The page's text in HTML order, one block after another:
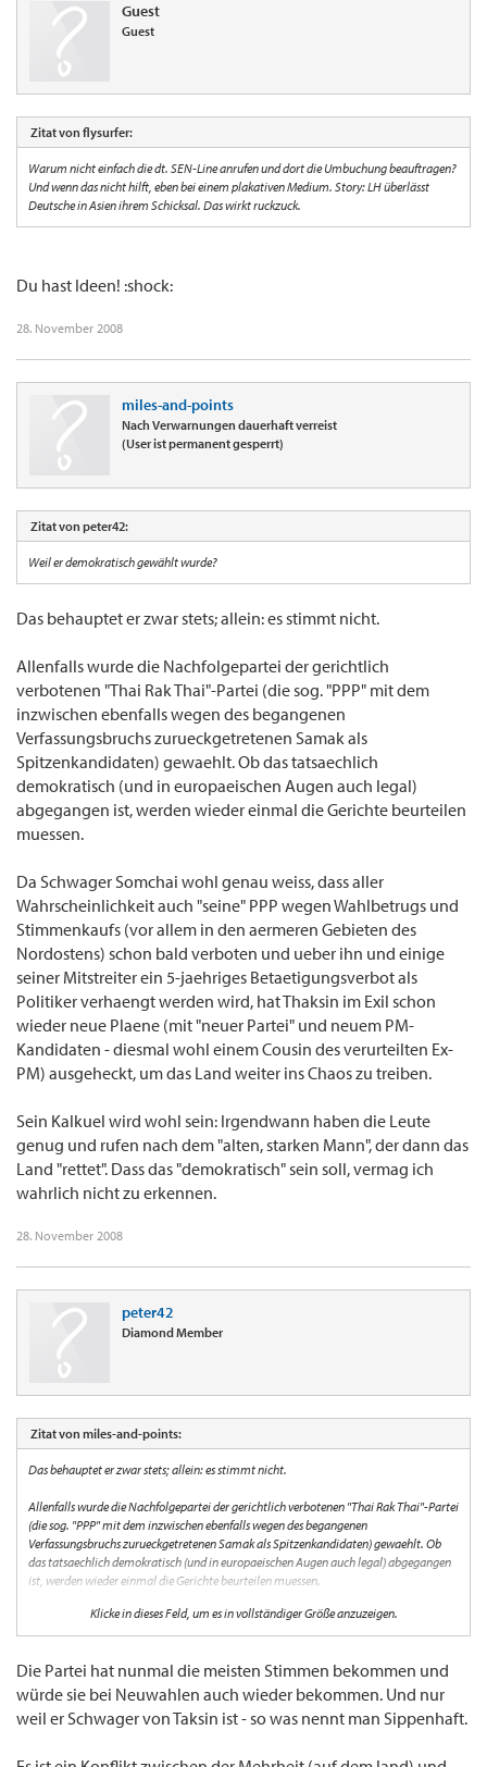
Guest
Guest
Zitat von flysurfer:
Warum nicht einfach die dt. SEN-Line anrufen und dort die Umbuchung beauftragen?
Und wenn das nicht hilft, eben bei einem plakativen Medium. Story: LH überlässt
Deutsche in Asien ihrem Schicksal. Das wirkt ruckzuck.
Du hast Ideen! :shock:
28. November 2008
miles-and-points
Nach Verwarnungen dauerhaft verreist
(User ist permanent gesperrt)
Zitat von peter42:
Weil er demokratisch gewählt wurde?
Das behauptet er zwar stets; allein: es stimmt nicht.
Allenfalls wurde die Nachfolgepartei der gerichtlich
verbotenen "Thai Rak Thai"-Partei (die sog. "PPP" mit dem
inzwischen ebenfalls wegen des begangenen
Verfassungsbruchs zurueckgetretenen Samak als
Spitzenkandidaten) gewaehlt. Ob das tatsaechlich
demokratisch (und in europaeischen Augen auch legal)
abgegangen ist, werden wieder einmal die Gerichte beurteilen
muessen.
Da Schwager Somchai wohl genau weiss, dass aller
Wahrscheinlichkeit auch "seine" PPP wegen Wahlbetrugs und
Stimmenkaufs (vor allem in den aermeren Gebieten des
Nordostens) schon bald verboten und ueber ihn und einige
seiner Mitstreiter ein 5-jaehriges Betaetigungsverbot als
Politiker verhaengt werden wird, hat Thaksin im Exil schon
wieder neue Plaene (mit "neuer Partei" und neuem PM-
Kandidaten - diesmal wohl einem Cousin des verurteilten Ex-
PM) ausgeheckt, um das Land weiter ins Chaos zu treiben.
Sein Kalkuel wird wohl sein: Irgendwann haben die Leute
genug und rufen nach dem "alten, starken Mann", der dann das
Land "rettet". Dass das "demokratisch" sein soll, vermag ich
wahrlich nicht zu erkennen.
28. November 2008
peter42
Diamond Member
Zitat von miles-and-points:
Das behauptet er zwar stets; allein: es stimmt nicht.
Allenfalls wurde die Nachfolgepartei der gerichtlich verbotenen "Thai Rak Thai"-Partei
(die sog. "PPP" mit dem inzwischen ebenfalls wegen des begangenen
Verfassungsbruchs zurueckgetretenen Samak als Spitzenkandidaten) gewaehlt. Ob
das tatsaechlich demokratisch (und in europaeischen Augen auch legal) abgegangen
ist, werden wieder einmal die Gerichte beurteilen muessen.
Da Schwager Somchai wohl genau weiss, dass aller Wahrscheinlichkeit auch "seine"
PPP wegen Wahlbetrugs und Stimmenkaufs (vor allem in den aermeren Gebieten des
jaehriges Betaetigungsverbot als Politiker verhaengt werden wird, hat Thaksin im Exil
schon wieder neue Plaene (mit "neuer Partei" und neuem PM-Kandidaten - diesmal
wohl einem Cousin des verurteilten Ex-PM) ausgeheckt, um das Land weiter ins Chaos
zu treiben.
Klicke in dieses Feld, um es in vollständiger Größe anzuzeigen.
Die Partei hat nunmal die meisten Stimmen bekommen und
würde sie bei Neuwahlen auch wieder bekommen. Und nur
weil er Schwager von Taksin ist - so was nennt man Sippenhaft.